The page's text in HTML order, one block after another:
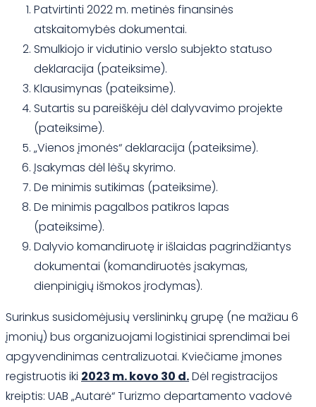
Patvirtinti 2022 m. metinės finansinės
atskaitomybės dokumentai.
Smulkiojo ir vidutinio verslo subjekto statuso
deklaracija (pateiksime).
Klausimynas (pateiksime).
Sutartis su pareiškėju dėl dalyvavimo projekte
(pateiksime).
„Vienos įmonės“ deklaracija (pateiksime).
Įsakymas dėl lėšų skyrimo.
De minimis sutikimas (pateiksime).
De minimis pagalbos patikros lapas
(pateiksime).
Dalyvio komandiruotę ir išlaidas pagrindžiantys
dokumentai (komandiruotės įsakymas,
dienpinigių išmokos įrodymas).
Surinkus susidomėjusių verslininkų grupę (ne mažiau 6
įmonių) bus organizuojami logistiniai sprendimai bei
apgyvendinimas centralizuotai. Kviečiame įmones
registruotis iki 2023 m. kovo 30 d.Dėl registracijos
kreiptis: UAB „Autarė“ Turizmo departamento vadovė